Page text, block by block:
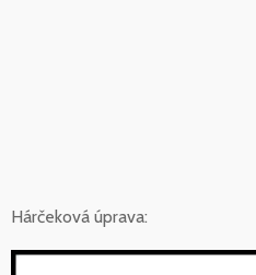
Hárčeková úprava: